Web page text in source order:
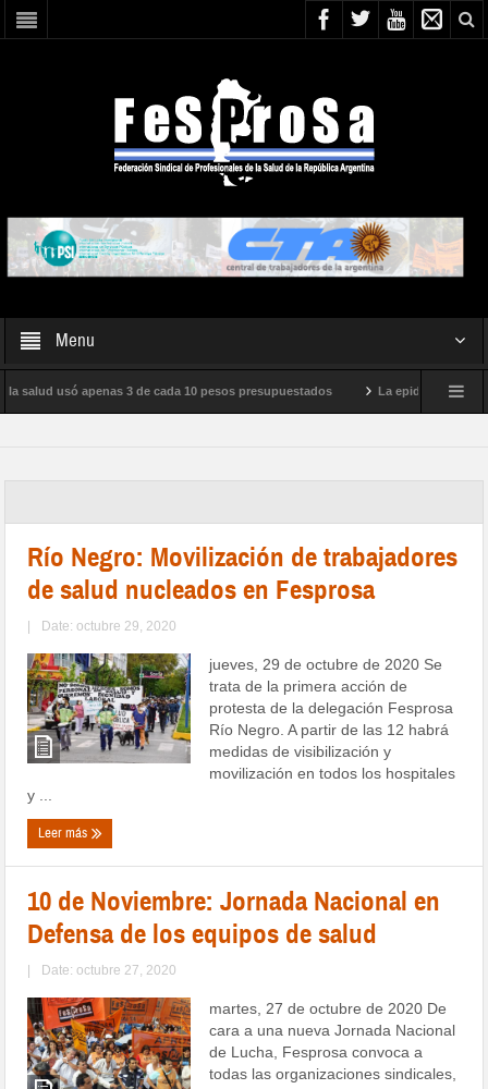
Menu
usó apenas 3 de cada 10 pesos presupuestados La epidemia de
Río Negro: Movilización de trabajadores
de salud nucleados en Fesprosa
| Date: octubre 29, 2020
jueves, 29 de octubre de 2020 Se
trata de la primera acción de
protesta de la delegación Fesprosa
Río Negro. A partir de las 12 habrá
medidas de visibilización y
movilización en todos los hospitales
y ...
Leer más
10 de Noviembre: Jornada Nacional en
Defensa de los equipos de salud
| Date: octubre 27, 2020
martes, 27 de octubre de 2020 De
cara a una nueva Jornada Nacional
de Lucha, Fesprosa convoca a
todas las organizaciones sindicales,